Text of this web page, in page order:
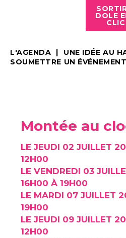
DOLE
CLIC
L'AGENDA
UNE IDÉE AU
SOUMETTRE UN ÉVÉNEMENT
Montée au
LE JEUDI 02 JUILLET
12H00
LE VENDREDI 03
16H00 À 19H00
LE MARDI 07 JUILLET
19H00
LE JEUDI 09 JUILLET
12H00